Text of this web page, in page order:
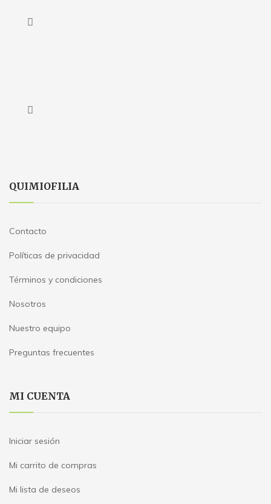
QUIMIOFILIA
Contacto
Políticas de privacidad
Términos y condiciones
Nosotros
Nuestro equipo
Preguntas frecuentes
MI CUENTA
Iniciar sesión
Mi carrito de compras
Mi lista de deseos